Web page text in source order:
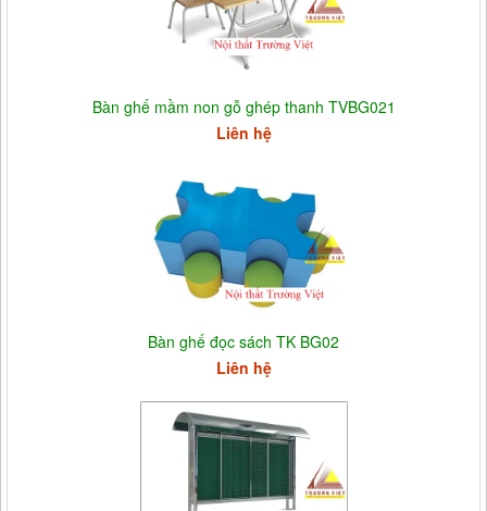
Bàn ghế mầm non gỗ ghép thanh TVBG021
Liên hệ
Bàn ghế đọc sách TK BG02
Liên hệ